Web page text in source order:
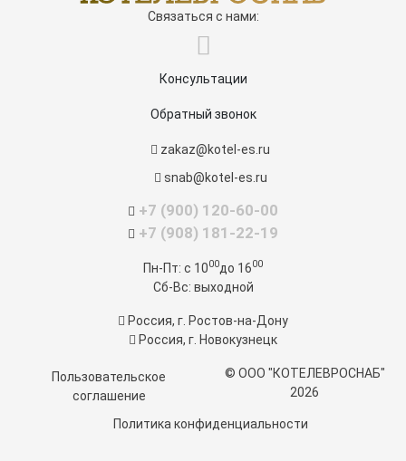
Связаться с нами:
Консультации
Обратный звонок
zakaz@kotel-es.ru
snab@kotel-es.ru
+7 (900) 120-60-00
+7 (908) 181-22-19
Пн-Пт: c 1000до 1600
Сб-Вс: выходной
Россия, г. Ростов-на-Дону
Россия, г. Новокузнецк
Пользовательское
соглашение
© ООО "КОТЕЛЕВРОСНАБ"
2026
Политика конфиденциальности